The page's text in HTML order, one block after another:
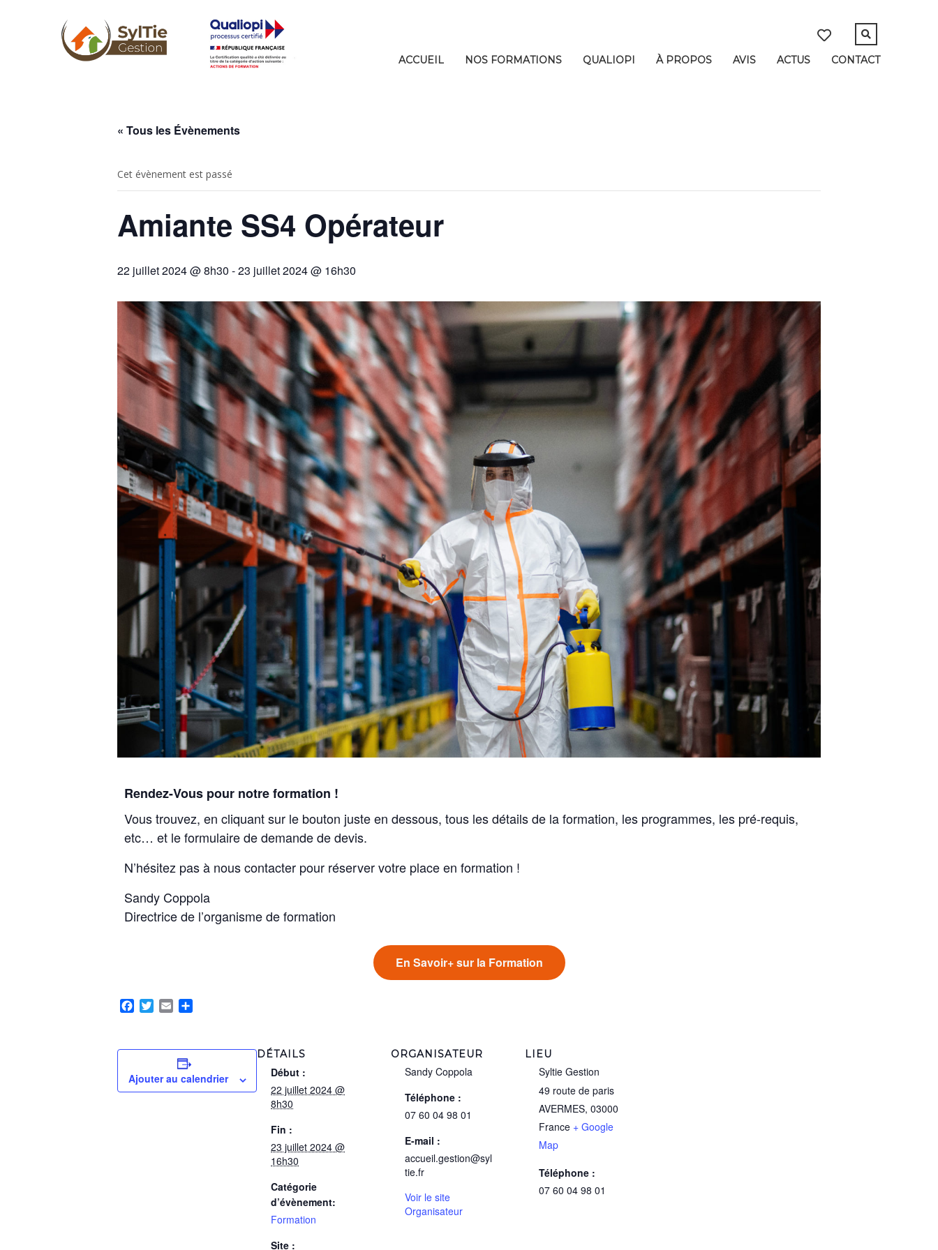
ACCUEIL NOS FORMATIONS QUALIOPI À PROPOS AVIS ACTUS CONTACT
« Tous les Évènements
Cet évènement est passé
Amiante SS4 Opérateur
22 juillet 2024 @ 8h30 -23 juillet 2024 @ 16h30
Rendez-Vous pour notre formation !
Vous trouvez, en cliquant sur le bouton juste en dessous, tous les détails de la formation, les programmes, les pré-requis,
etc… et le formulaire de demande de devis.
N’hésitez pas à nous contacter pour réserver votre place en formation !
Sandy Coppola
Directrice de l’organisme de formation
En Savoir+ sur la Formation
Facebook
TwitterEmail
Ajouter au calendrier
DÉTAILS
Début :
22 juillet 2024 @
8h30
Fin :
23 juillet 2024 @
16h30
Catégorie
d’évènement:
Formation
Site :
ORGANISATEUR
Sandy Coppola
Téléphone :
07 60 04 98 01
E-mail :
accueil.gestion@syl
tie.fr
Voir le site
Organisateur
LIEU
Syltie Gestion
49 route de paris
AVERMES, 03000
France + Google
Map
Téléphone :
07 60 04 98 01